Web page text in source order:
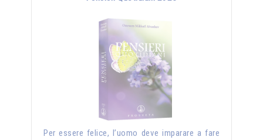
Per essere felice, l’uomo deve imparare a fare